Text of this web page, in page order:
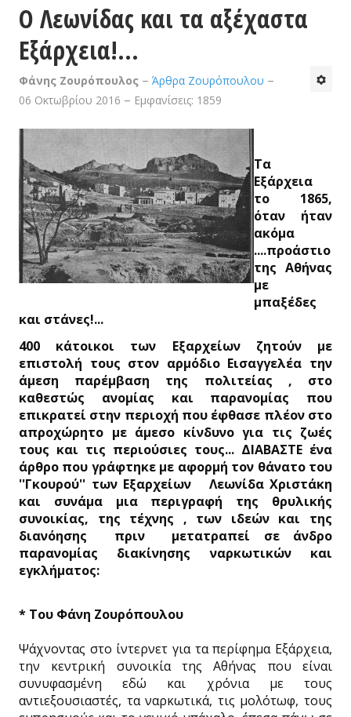
Ο Λεωνίδας και τα αξέχαστα
Εξάρχεια!...
Φάνης Ζουρόπουλος
Άρθρα Ζουρόπουλου
06 Οκτωβρίου 2016
Εμφανίσεις: 1859
Τα
Εξάρχεια
το 1865,
όταν ήταν
ακόμα
....προάστιο
της Αθήνας
με
μπαξέδες
και στάνες!...
400 κάτοικοι των Εξαρχείων ζητούν με
επιστολή τους στον αρμόδιο Εισαγγελέα την
άμεση παρέμβαση της πολιτείας , στο
καθεστώς ανομίας και παρανομίας που
επικρατεί στην περιοχή που έφθασε πλέον στο
απροχώρητο με άμεσο κίνδυνο για τις ζωές
τους και τις περιούσιες τους... ΔΙΑΒΑΣΤΕ ένα
άρθρο που γράφτηκε με αφορμή τον θάνατο του
''Γκουρού'' των Εξαρχείων Λεωνίδα Χριστάκη
και συνάμα μια περιγραφή της θρυλικής
συνοικίας, της τέχνης , των ιδεών και της
διανόησης πριν μετατραπεί σε άνδρο
παρανομίας διακίνησης ναρκωτικών και
εγκλήματος:
* Του Φάνη Ζουρόπουλου
Ψάχνοντας στο ίντερνετ για τα περίφημα Εξάρχεια,
την κεντρική συνοικία της Αθήνας που είναι
συνυφασμένη εδώ και χρόνια με τους
αντιεξουσιαστές, τα ναρκωτικά, τις μολότωφ, τους